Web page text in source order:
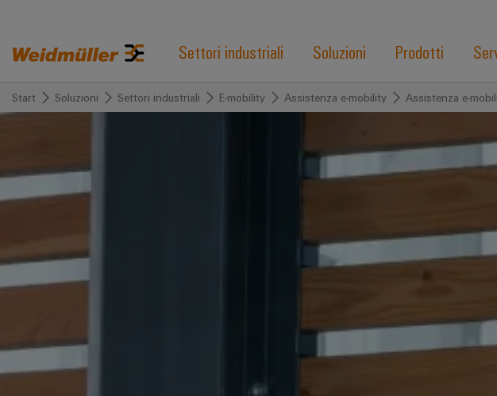
Settori industriali Soluzioni Prodotti
Start Soluzioni Settori industriali E-mobility Assistenza e-mobility Assistenza e-